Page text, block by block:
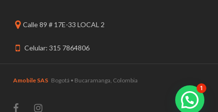
Calle 89 # 17E-33 LOCAL 2
Celular: 315 7864806
Amobile SAS Bogotá • Bucaramanga, Colombia
1